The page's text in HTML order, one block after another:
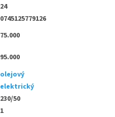
24
0745125779126
75.000
95.000
olejový
elektrický
230/50
1